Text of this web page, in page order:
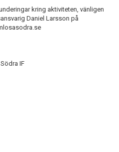
kring aktiviteten, vänligen
Daniel Larsson på
IF